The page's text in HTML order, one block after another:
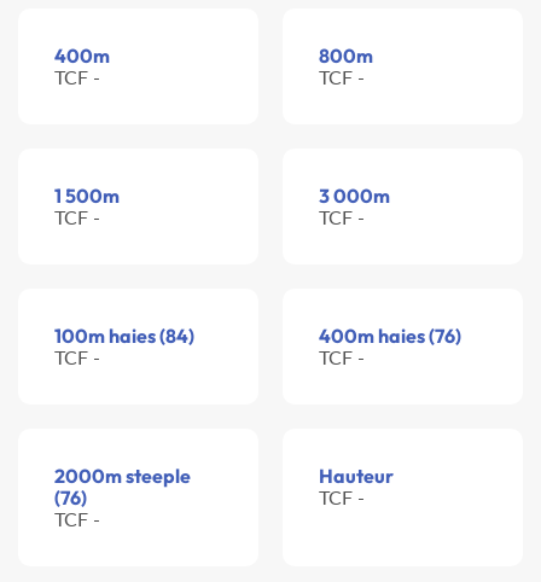
400m
TCF -
800m
TCF -
1 500m
TCF -
3 000m
TCF -
100m haies (84)
TCF -
400m haies (76)
TCF -
2000m steeple
(76)
TCF -
Hauteur
TCF -